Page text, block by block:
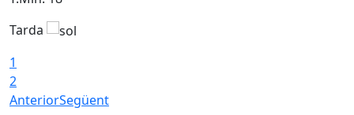
Tarda
1
2
AnteriorSegüent